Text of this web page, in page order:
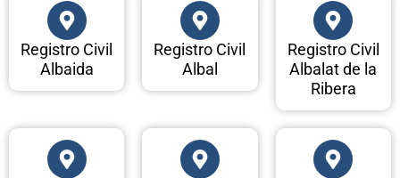
Registro Civil
Albaida
Registro Civil
Albal
Registro Civil
Albalat de la
Ribera